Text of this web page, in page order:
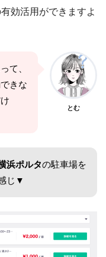
効活用ができますよ
て、
きな
とむ
浜ポルタの駐車場を
じ▼